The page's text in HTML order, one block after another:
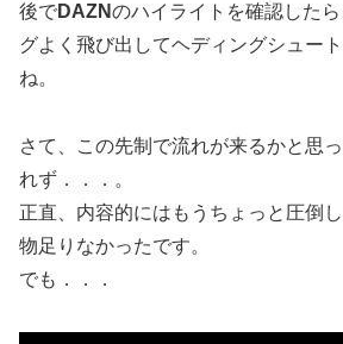
後でDAZNのハイライトを確認した
グよく飛び出してヘディングシュー
ね。
さて、この先制で流れが来るかと思
れず．．．。
正直、内容的にはもうちょっと圧倒
物足りなかったです。
でも．．．